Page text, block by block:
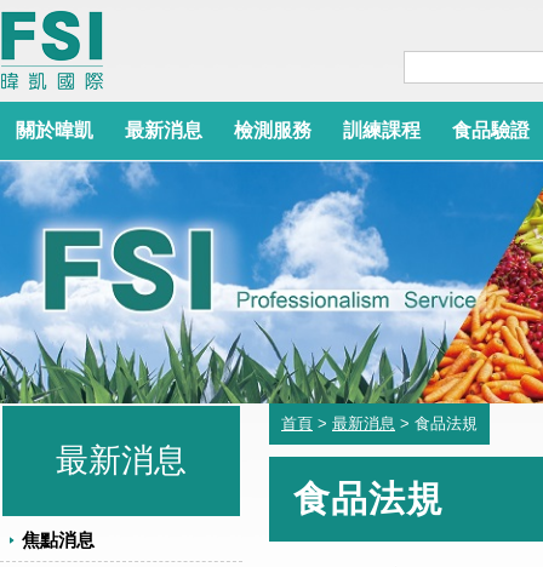
關於暐凱 最新消息 檢測服務 訓練課程 食品驗證
最新消息
焦點消息
首頁 > 最新消息 > 食品法規
食品法規